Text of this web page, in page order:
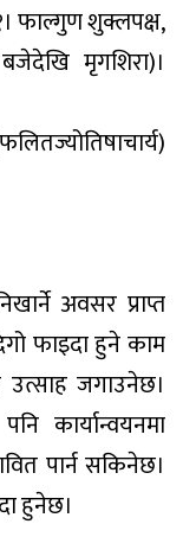
फाल्गुण शुक्लपक्ष,
मृगशिरा)।
अवसर प्राप्त
फाइदा हुने काम
जगाउनेछ।
कार्यान्वयनमा
पार्न सकिनेछ।
हुनेछ।